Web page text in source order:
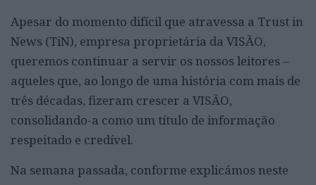
Apesar do momento difícil que atravessa a Trust in
News (TiN), empresa proprietária da VISÃO,
queremos continuar a servir os nossos leitores –
aqueles que, ao longo de uma história com mais de
três décadas, fizeram crescer a VISÃO,
consolidando-a como um título de informação
respeitado e credível.
Na semana passada, conforme explicámos neste